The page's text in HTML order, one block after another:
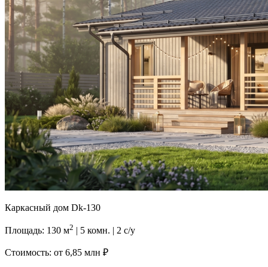
Каркасный дом Dk-130
Площадь: 130 м2 | 5 комн. | 2 с/у
Стоимость: от 6,85 млн ₽